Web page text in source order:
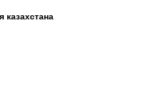
казахстана